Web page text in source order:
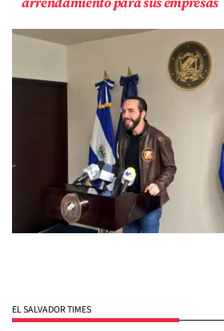
EL SALVADOR TIMES